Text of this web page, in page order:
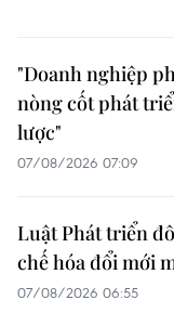
"Doanh nghiệp
nòng cốt phát
lược"
07/08/2026 07:09
Luật Phát triển
chế hóa đổi mới
07/08/2026 06:55